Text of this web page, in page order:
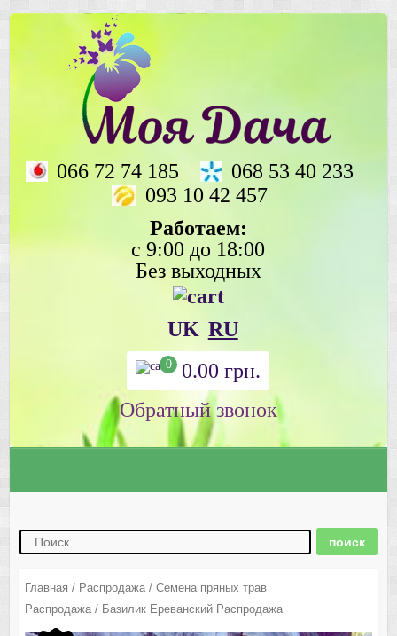
066 72 74 185
068 53 40 233
093 10 42 457
Работаем:
с 9:00 до 18:00
Без выходных
UK RU
0 0.00грн.
Главная / Распродажа/ Семена пряных трав
Распродажа/ Базилик Ереванский Распродажа